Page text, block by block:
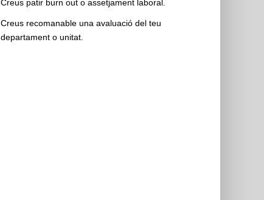
Creus patir burn out o assetjament laboral.
Creus recomanable una avaluació del teu
departament o unitat.